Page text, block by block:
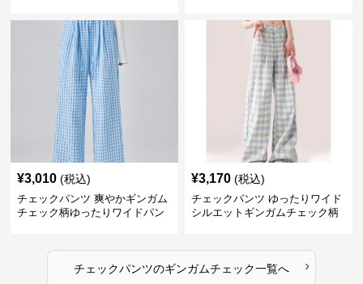
¥3,010 (税込)
チェックパンツ 爽やかギンガム
チェック柄ゆったりワイドパン
¥3,170 (税込)
チェックパンツ ゆったりワイド
シルエットギンガムチェック柄
チェックパンツのギンガムチェック一覧へ ›